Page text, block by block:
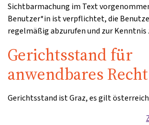
Sichtbarmachung im Text
Benutzer*in ist verpflichtet, die
regelmäßig abzurufen und zur Kenntnis
Gerichtsstand für
anwendbares Recht
Gerichtsstand ist Graz, es gilt